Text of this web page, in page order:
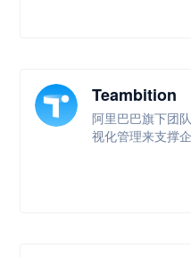
Teambition
阿里巴巴旗下团
视化管理来支撑